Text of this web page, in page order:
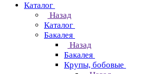
Каталог
Назад
Каталог
Бакалея
Назад
Бакалея
Крупы, бобовые